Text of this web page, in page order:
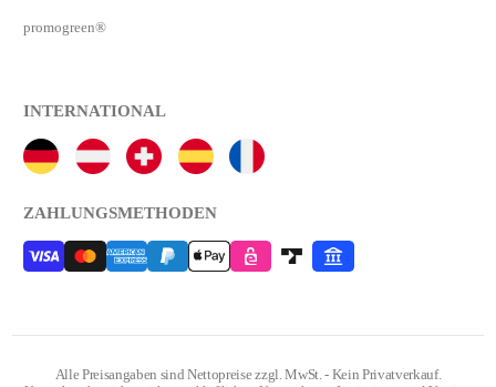
promogreen®
INTERNATIONAL
ZAHLUNGSMETHODEN
Alle Preisangaben sind Nettopreise zzgl. MwSt. - Kein Privatverkauf.